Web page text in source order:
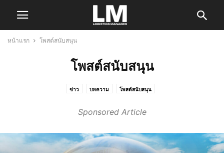
หน้าแรก โพสต์สนับสนุน
โพสต์สนับสนุน
ข่าว บทความ โพสต์สนับสนุน
Sponsored Article